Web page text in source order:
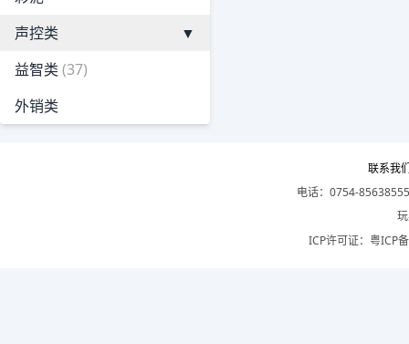
声控类
▼
益智类 (37)
外销类
联系我
电话：0754-
ICP许可证： 粤ICP